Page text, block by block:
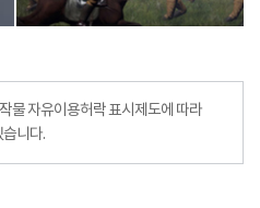
물 자유이용허락 표시제도에 따라
니다.